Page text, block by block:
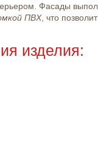
Фасады
ПВХ, что
изделия: